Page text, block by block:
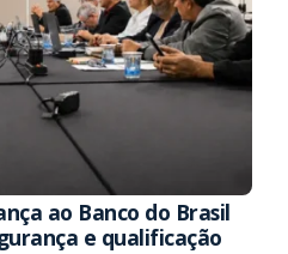
ao Banco do Brasil
e qualificação